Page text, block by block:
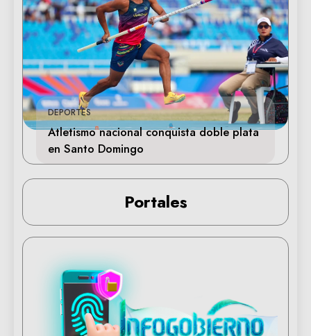
DEPORTES
Atletismo nacional conquista doble plata
en Santo Domingo
Portales